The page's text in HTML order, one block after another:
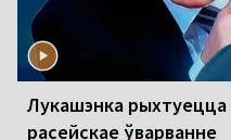
Лукашэнка рыхтуецца
расейскае ўварванне